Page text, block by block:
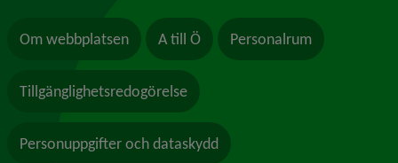
Om webbplatsen A till Ö Personalrum
Tillgänglighetsredogörelse
Personuppgifter och dataskydd